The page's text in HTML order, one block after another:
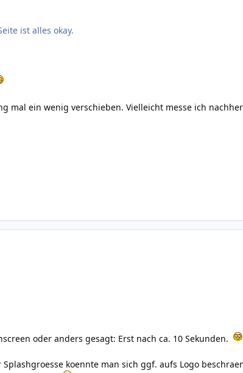
ist alles okay.
mal ein wenig verschieben. Vielleicht messe ich
oder anders gesagt: Erst nach ca. 10 Sekunden.
Splashgroesse koennte man sich ggf. aufs Logo